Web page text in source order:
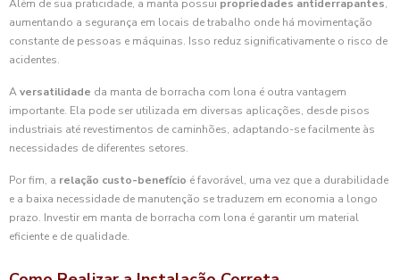
Além de sua praticidade, a manta possui propriedades antiderrapantes,
aumentando a segurança em locais de trabalho onde há movimentação
constante de pessoas e máquinas. Isso reduz significativamente o risco de
acidentes.
Aversatilidade da manta de borracha com lona é outra vantagem
importante. Ela pode ser utilizada em diversas aplicações, desde pisos
industriais até revestimentos de caminhões, adaptando-se facilmente às
necessidades de diferentes setores.
Por fim, a relação custo-benefício é favorável, uma vez que a durabilidade
e a baixa necessidade de manutenção se traduzem em economia a longo
prazo. Investir em manta de borracha com lona é garantir um material
eficiente e de qualidade.